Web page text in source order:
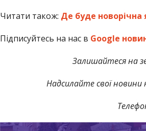
Читати також: Де буде новорічна
Підписуйтесь на нас в Google
Залишайтеся на
Надсилайте свої